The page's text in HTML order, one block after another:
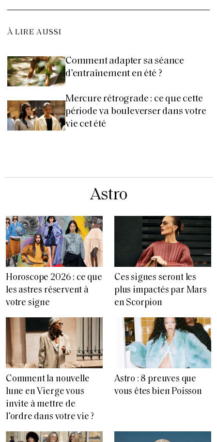
À LIRE AUSSI
Comment adapter sa séance
d’entraînement en été ?
Mercure rétrograde : ce que cette
période va bouleverser dans votre
vie cet été
Astro
Horoscope 2026 : ce que
les astres réservent à
votre signe
Ces signes seront les
plus impactés par Mars
en Scorpion
Comment la nouvelle
lune en Vierge vous
invite à mettre de
l’ordre dans votre vie ?
Astro : 8 preuves que
vous êtes bien Poisson